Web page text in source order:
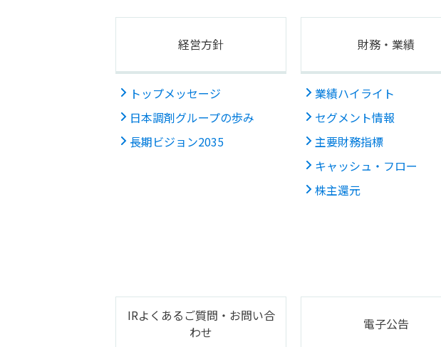
経営方針
トップメッセージ
日本調剤グループの歩み
長期ビジョン2035
財務・業績
業績ハイライト
セグメント情報
主要財務指標
キャッシュ・フロー
株主還元
IRよくあるご質問・お問い合
わせ
電子公告